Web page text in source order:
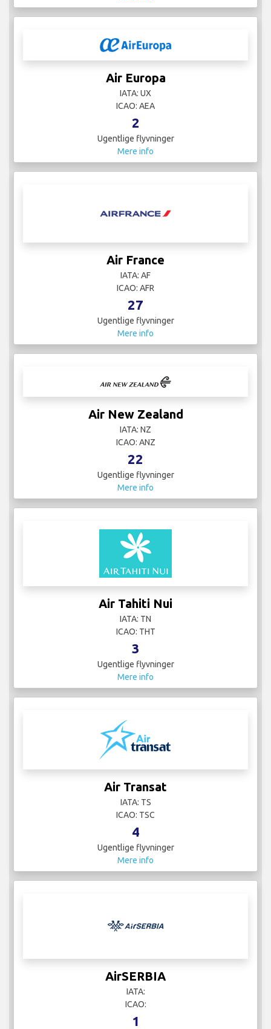
Air Europa
IATA: UX
ICAO: AEA
2
Ugentlige flyvninger
Mere info
Air France
IATA: AF
ICAO: AFR
27
Ugentlige flyvninger
Mere info
Air New Zealand
IATA: NZ
ICAO: ANZ
22
Ugentlige flyvninger
Mere info
Air Tahiti Nui
IATA: TN
ICAO: THT
3
Ugentlige flyvninger
Mere info
Air Transat
IATA: TS
ICAO: TSC
4
Ugentlige flyvninger
Mere info
AirSERBIA
IATA:
ICAO:
1